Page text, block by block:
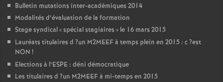
Bulletin mutations inter-académiques 2014
Modalités d’évaluation de la formation
Stage syndical «spécial stagiaires » le 16 mars 2015
Lauréats titulaires d ?un M2MEEFà temps plein en 2015 : c?est
NON !
Elections à l’ESPE : déni démocratique
Les titulaires d ?un M2MEEFà mi-temps en 2015